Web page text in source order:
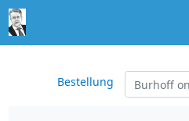
Bestellung